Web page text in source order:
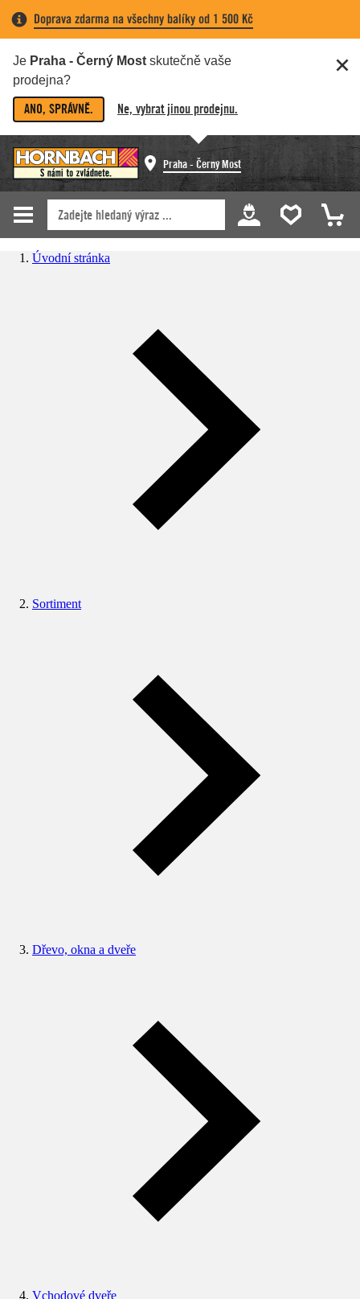
Doprava zdarma na všechny balíky od 1 500 Kč
Je Praha - Černý Most skutečně vaše
prodejna?
ANO, SPRÁVNĚ. Ne, vybrat jinou prodejnu.
Praha - Černý Most
Úvodní stránka
Sortiment
Dřevo, okna a dveře
Vchodové dveře